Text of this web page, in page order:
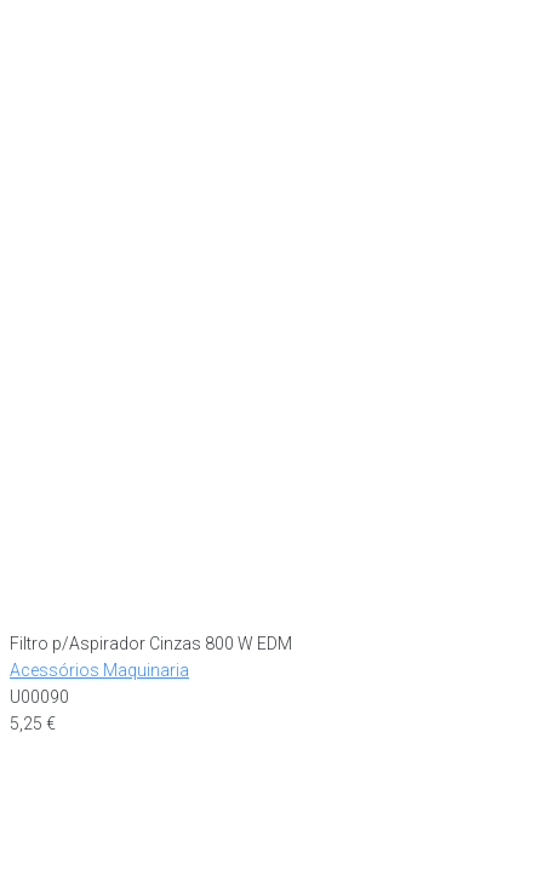
Filtro p/Aspirador Cinzas 800 W EDM
Acessórios Maquinaria
U00090
5,25 €